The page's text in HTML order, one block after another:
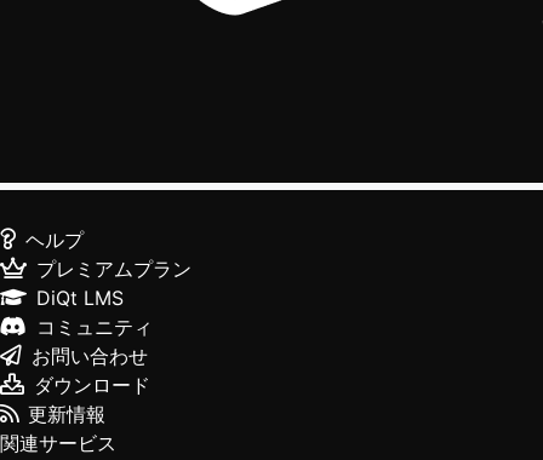
ヘルプ
プレミアムプラン
DiQt LMS
コミュニティ
お問い合わせ
ダウンロード
更新情報
関連サービス